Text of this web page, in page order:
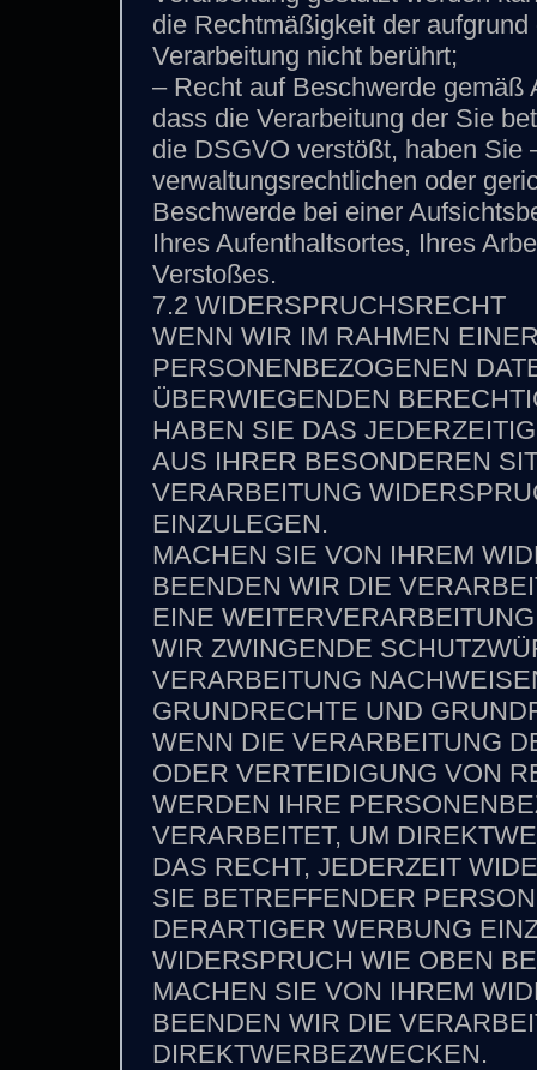
die Rechtmäßigkeit der
Verarbeitung nicht berührt;
– Recht auf Beschwerde
dass die Verarbeitung der Sie
die DSGVO verstößt, haben Sie
verwaltungsrechtlichen oder
Beschwerde bei einer
Ihres Aufenthaltsortes, Ihres
Verstoßes.
7.2 WIDERSPRUCHSRECHT
WENN WIR IM RAHMEN
PERSONENBEZOGENEN
ÜBERWIEGENDEN
HABEN SIE DAS
AUS IHRER BESONDEREN
VERARBEITUNG
EINZULEGEN.
MACHEN SIE VON IHREM
BEENDEN WIR DIE
EINE
WIR ZWINGENDE
VERARBEITUNG
GRUNDRECHTE UND
WENN DIE VERARBEITUNG
ODER VERTEIDIGUNG VON
WERDEN IHRE
VERARBEITET, UM
DAS RECHT, JEDERZEIT
SIE BETREFFENDER
DERARTIGER WERBUNG
WIDERSPRUCH WIE OBEN
MACHEN SIE VON IHREM
BEENDEN WIR DIE
DIREKTWERBEZWECKEN.